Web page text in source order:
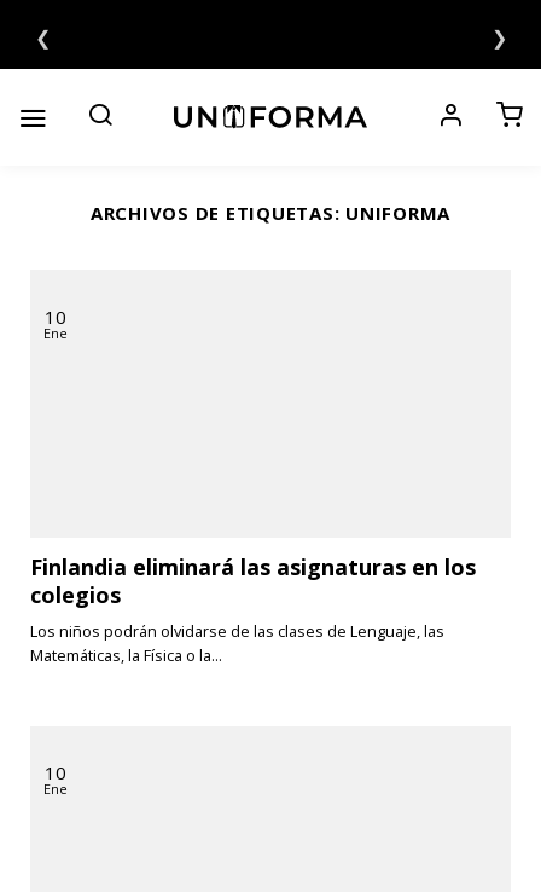
contenido
❮ ❯
ARCHIVOS DE ETIQUETAS: UNIFORMA
Finlandia eliminará las asignaturas en los
colegios
Los niños podrán olvidarse de las clases de Lenguaje, las
Matemáticas, la Física o la...
10
Ene
10
Ene